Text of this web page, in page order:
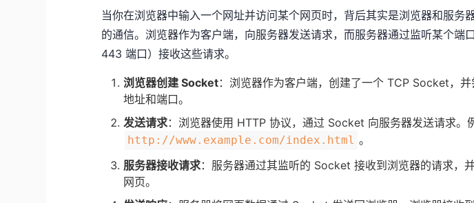
当你在浏览器中输入一个网址并访问某个网页时，背后其实是浏览器和服务
的通信。浏览器作为客户端，向服务器发送请求，而服务器通过监听某个端
443 端口）接收这些请求。
浏览器创建 Socket：浏览器作为客户端，创建了一个 TCP Socket，
地址和端口。
发送请求：浏览器使用 HTTP 协议，通过 Socket 向服务器发送请求。
http://www.example.com/index.html 。
服务器接收请求：服务器通过其监听的 Socket 接收到浏览器的请求，
网页。